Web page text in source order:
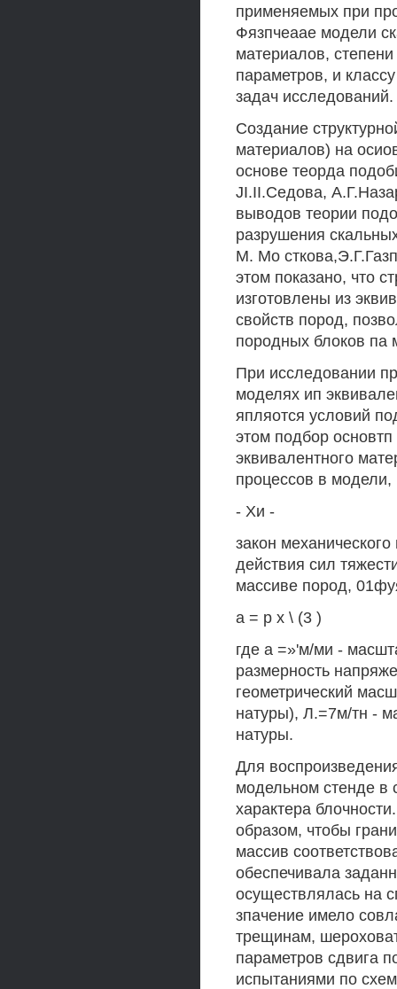
применяемых при
Фязпчеаае модели
материалов,
параметров, и
задач исследований.
Создание
материалов) на
основе теорда
JI.II.Седова,
выводов теории
разрушения
М. Мо
этом показано, что
изготовлены из
свойств пород,
породных блоков па
При исследовании
моделях ип
япляотся условий
этом подбор основтп
эквивалентного
процессов в
- Хи -
закон
действия сил
массиве пород,
а = р х \ (3 )
где а =»'м/ми -
размерность
геометрический
натуры), Л.=7м/тн -
натуры.
Для
модельном стенде в
характера
образом, чтобы
массив
обеспечивала
осуществлялась на
зпачение имело
трещинам,
параметров сдвига
испытаниями по